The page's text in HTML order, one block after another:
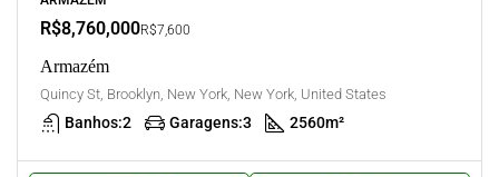
R$8,760,000R$7,600
Armazém
Quincy St, Brooklyn, New York, New York, United States
Banhos:2 Garagens:3 2560m²